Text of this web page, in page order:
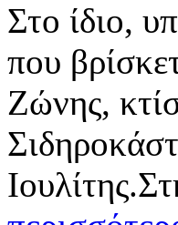
Στο ίδιο,
που
Ζώνης,